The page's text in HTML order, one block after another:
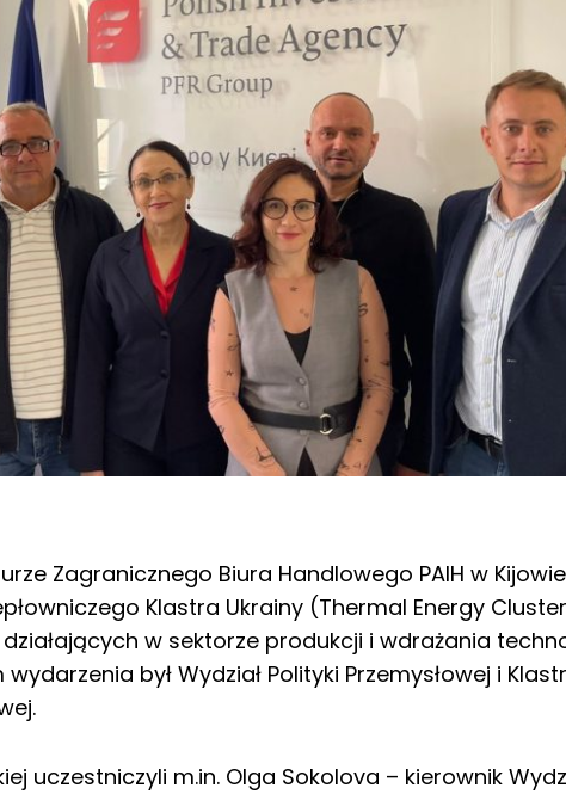
Zagranicznego Biura Handlowego PAIH w
Klastra Ukrainy (Thermal Energy
w sektorze produkcji i wdrażania
był Wydział Polityki Przemysłowej i
uczestniczyli m.in. Olga Sokolova – kierownik